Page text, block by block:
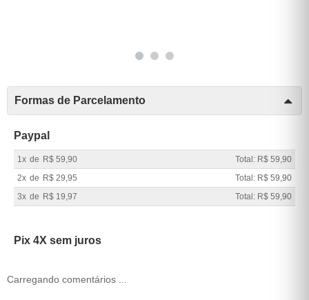
Formas de Parcelamento
Paypal
1x de R$ 59,90
Total: R$ 59,90
2x de R$ 29,95
Total: R$ 59,90
3x de R$ 19,97 Total: R$ 59,90
Pix 4X sem juros
Carregando comentários ...